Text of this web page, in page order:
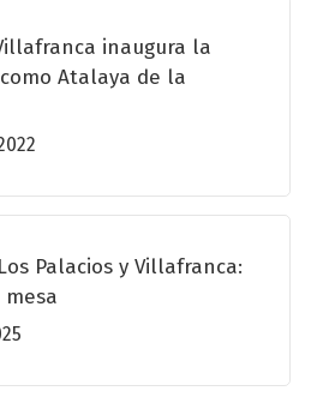
inaugura la
Atalaya de la
Palacios y Villafranca: